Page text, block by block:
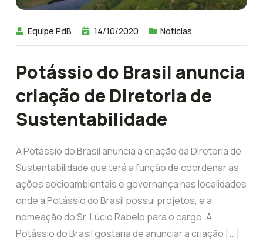
Equipe PdB 14/10/2020 Notícias
Potássio do Brasil anuncia
criação de Diretoria de
Sustentabilidade
A Potássio do Brasil anuncia a criação da Diretoria de
Sustentabilidade que terá a função de coordenar as
ações socioambientais e governança nas localidades
onde a Potássio do Brasil possui projetos, e a
nomeação do Sr. Lúcio Rabelo para o cargo. A
Potássio do Brasil gostaria de anunciar a criação [...]